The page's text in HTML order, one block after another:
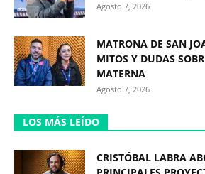
Agosto 7, 2026
MATRONA DE SAN
MITOS Y DUDAS
MATERNA
Agosto 7, 2026
LOS MÁS LEÍDO
CRISTÓBAL LABRA